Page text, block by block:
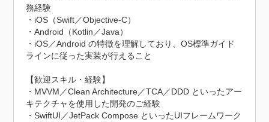
務経験
・iOS（Swift／Objective-C）
・Android（Kotlin／Java）
・iOS／Android の特徴を理解しており、OS標準ガイド
ラインに従った実装が行えること
【歓迎スキル・経験】
・MVVM／Clean Architecture／TCA／DDD といったアー
キテクチャを使用した開発のご経験
・SwiftUI／JetPack Compose といったUIフレームワーク